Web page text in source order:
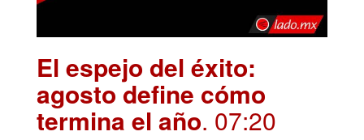
El espejo del éxito:
agosto define cómo
termina el año. 07:20